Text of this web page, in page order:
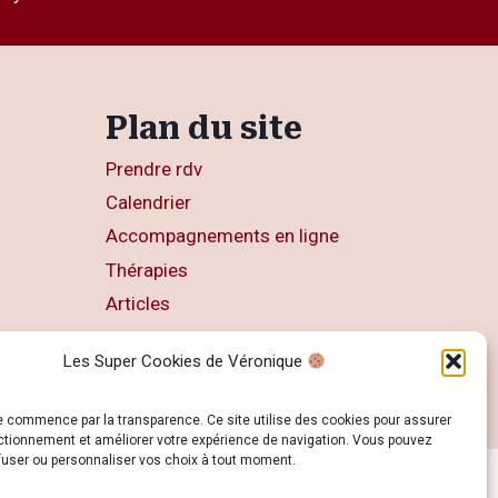
Les Super Cookies de Véronique
commence par la transparence. Ce site utilise des cookies pour assurer
et améliorer votre expérience de navigation. Vous pouvez
ou personnaliser vos choix à tout moment.
Plan du site
Prendre rdv
Calendrier
Accompagnements en ligne
Thérapies
Articles
Livres
Contact